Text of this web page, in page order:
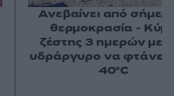
Ανεβαίνει από
θερμοκρασία -
ζέστης 3 ημερών με
υδράργυρο να φτάνει
40°C